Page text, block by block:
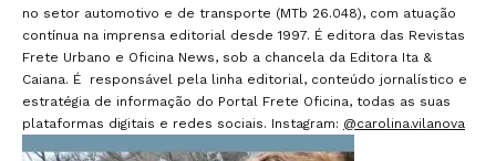
no setor automotivo e de transporte (MTb 26.048), com atuação
contínua na imprensa editorial desde 1997. É editora das Revistas
Frete Urbano e Oficina News, sob a chancela da Editora Ita &
Caiana. É responsável pela linha editorial, conteúdo jornalístico e
estratégia de informação do Portal Frete Oficina, todas as suas
plataformas digitais e redes sociais. Instagram: @carolina.vilanova